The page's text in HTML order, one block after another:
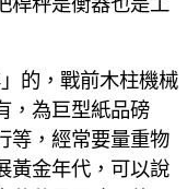
的，戰前木柱機械
，為巨型紙品磅
等，經常要量重物
黃金年代，可以說